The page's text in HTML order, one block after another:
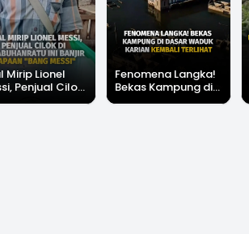
Mirip Lionel
Penjual Cilok
Ini
Fenomena Langka!
Bekas Kampung di
Dasar Waduk Karian